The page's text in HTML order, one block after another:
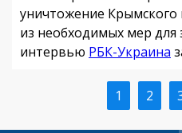
уничтожение Крымского
из необходимых мер для
интервью РБК-Украина
Текущая
страница
1 2